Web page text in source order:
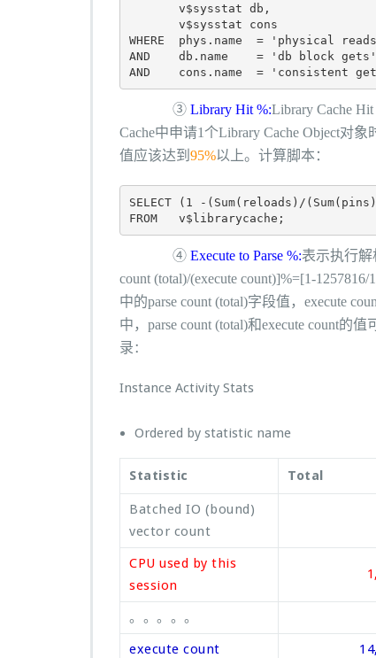
WHERE  phys.name  =
AND    db.name    =
③ Library Hit %:Library Cache
Cache中申请1个Library Cache Object对
值应该达到 95%以上。 计算脚本：
SELECT (1 -
④ Execute to Parse %:表示执行解
count (total)/(execute count)]%=[1-
中的parse count (total)字段值，execute
中， parse count (total)和execute count的
录：
Instance Activity Stats
Ordered by statistic name
Statistic Total
Batched IO (bound)
vector count
CPU used by this
session
。。。。。
execute count